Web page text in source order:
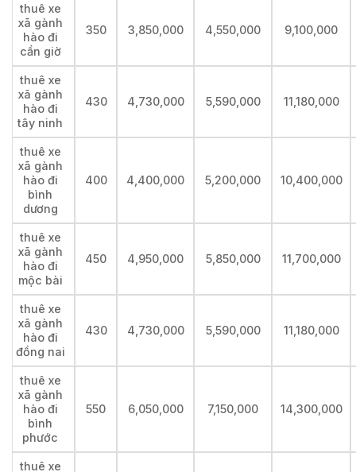
thuê xe
xã gành
hào đi
cần giờ
350 3,850,000 4,550,000 9,100,000
thuê xe
xã gành
hào đi
tây ninh
430 4,730,000 5,590,000 11,180,000
thuê xe
xã gành
hào đi
bình
dương
400 4,400,000 5,200,000 10,400,000
thuê xe
xã gành
hào đi
mộc bài
450 4,950,000 5,850,000 11,700,000
thuê xe
xã gành
hào đi
đồng nai
430 4,730,000 5,590,000 11,180,000
thuê xe
xã gành
hào đi
bình
phước
550 6,050,000 7,150,000 14,300,000
thuê xe